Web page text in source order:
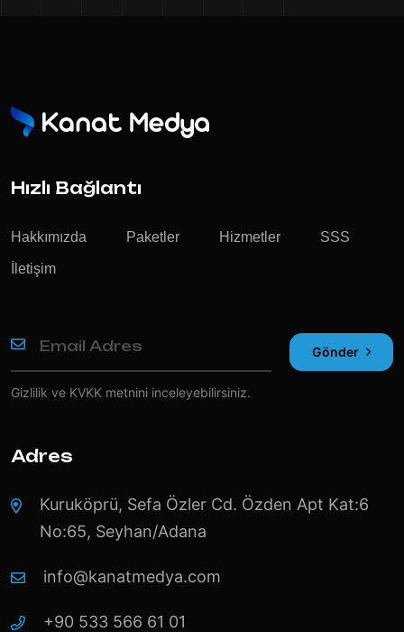
Hızlı Bağlantı
Hakkımızda Paketler Hizmetler SSS
İletişim
Gönder
Gizlilik ve KVKK metnini inceleyebilirsiniz.
Adres
Kuruköprü, Sefa Özler Cd. Özden Apt Kat:6
No:65, Seyhan/Adana
info@kanatmedya.com
+90 533 566 61 01